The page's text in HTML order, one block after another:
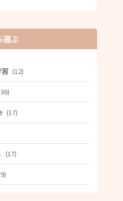
選ぶ
(12)
(17)
(17)